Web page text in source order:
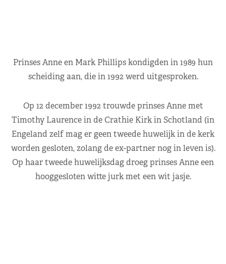
Prinses Anne en Mark Phillips kondigden in 1989 hun
scheiding aan, die in 1992 werd uitgesproken.
Op 12 december 1992 trouwde prinses Anne met
Timothy Laurence in de Crathie Kirk in Schotland (in
Engeland zelf mag er geen tweede huwelijk in de kerk
worden gesloten, zolang de ex-partner nog in leven is).
Op haar tweede huwelijksdag droeg prinses Anne een
hooggesloten witte jurk met een wit jasje.